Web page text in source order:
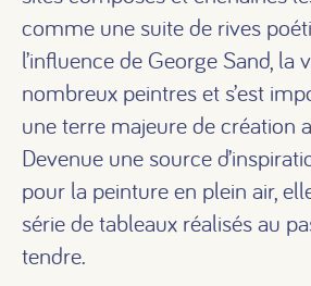
comme une suite de rives
l’influence de George Sand, la
nombreux peintres et s’est
une terre majeure de création
Devenue une source
pour la peinture en plein air,
série de tableaux réalisés au
tendre.